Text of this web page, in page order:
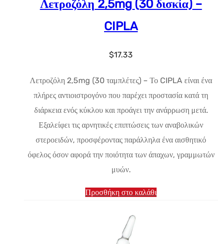
Λετροζόλη 2,5mg (30 δισκία) –
CIPLA
$17.33
Λετροζόλη 2,5mg (30 ταμπλέτες) – Το CIPLA είναι ένα
πλήρες αντιοιστρογόνο που παρέχει προστασία κατά τη
διάρκεια ενός κύκλου και προάγει την ανάρρωση μετά.
Εξαλείφει τις αρνητικές επιπτώσεις των αναβολικών
στεροειδών, προσφέροντας παράλληλα ένα αισθητικό
όφελος όσον αφορά την ποιότητα των άπαχων, γραμμωτών
μυών.
Προσθήκη στο καλάθι